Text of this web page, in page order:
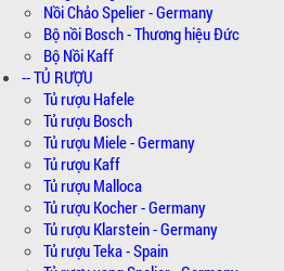
Nồi Chảo Spelier - Germany
Bộ nồi Bosch - Thương hiệu Đức
Bộ Nồi Kaff
-- TỦ RƯỢU
Tủ rượu Hafele
Tủ rượu Bosch
Tủ rượu Miele - Germany
Tủ rượu Kaff
Tủ rượu Malloca
Tủ rượu Kocher - Germany
Tủ rượu Klarstein - Germany
Tủ rượu Teka - Spain